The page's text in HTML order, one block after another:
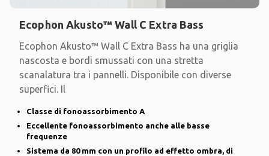
Ecophon Akusto™ Wall C Extra Bass
Ecophon Akusto™ Wall C Extra Bass ha una griglia
nascosta e bordi smussati con una stretta
scanalatura tra i pannelli. Disponibile con diverse
superfici. Il
Classe di fonoassorbimento A
Eccellente fonoassorbimento anche alle basse
frequenze
Sistema da 80 mm con un profilo ad effetto ombra, di